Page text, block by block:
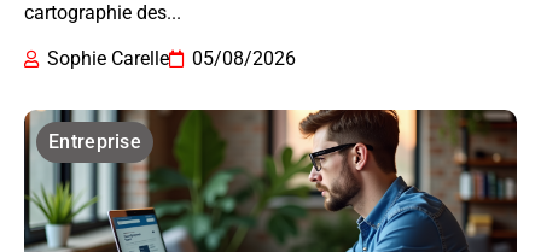
cartographie des...
Sophie Carelle
05/08/2026
Entreprise